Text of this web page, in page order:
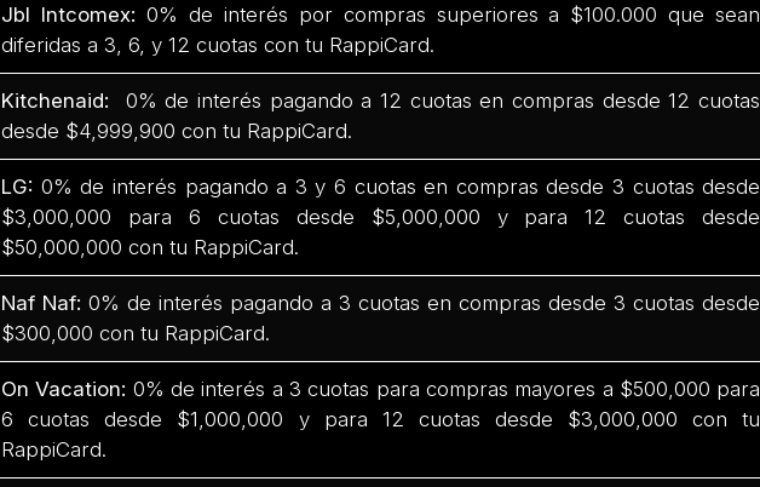
Jbl Intcomex: 0% de interés por compras superiores a $100.000 que sean
diferidas a 3, 6, y 12 cuotas con tu RappiCard.
Kitchenaid: 0% de interés pagando a 12 cuotas en compras desde 12 cuotas
desde $4,999,900 con tu RappiCard.
LG: 0% de interés pagando a 3 y 6 cuotas en compras desde 3 cuotas desde
$3,000,000 para 6 cuotas desde $5,000,000 y para 12 cuotas desde
$50,000,000 con tu RappiCard.
Naf Naf:0% de interés pagando a 3 cuotas en compras desde 3 cuotas desde
$300,000 con tu RappiCard.
On Vacation: 0% de interés a 3 cuotas para compras mayores a $500,000 para
6 cuotas desde $1,000,000 y para 12 cuotas desde $3,000,000 con tu
RappiCard.